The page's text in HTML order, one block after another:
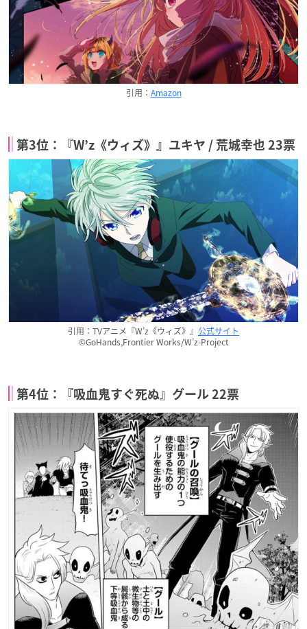
引用： Amazon
第3位：『W’z《ウィズ》』ユキヤ / 荒城幸也 23票
引用：TVアニメ『W’z《ウィズ》』 公式サイト
©GoHands,Frontier Works/W’z-Project
第4位：『吸血鬼すぐ死ぬ』グール 22票